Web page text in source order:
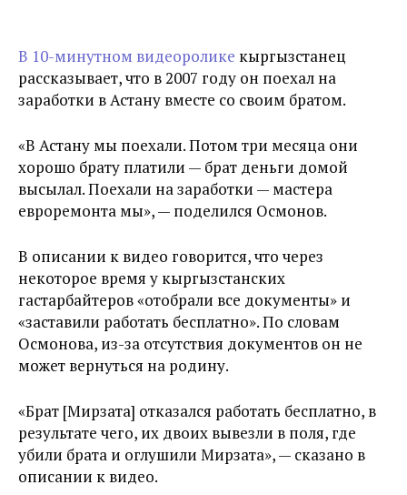
В 10-минутном видеоролике кыргызстанец
рассказывает, что в 2007 году он поехал на
заработки в Астану вместе со своим братом.
«В Астану мы поехали. Потом три месяца они
хорошо брату платили — брат деньги домой
высылал. Поехали на заработки — мастера
евроремонта мы», — поделился Осмонов.
В описании к видео говорится, что через
некоторое время у кыргызстанских
гастарбайтеров «отобрали все документы» и
«заставили работать бесплатно». По словам
Осмонова, из-за отсутствия документов он не
может вернуться на родину.
«Брат [Мирзата] отказался работать бесплатно, в
результате чего, их двоих вывезли в поля, где
убили брата и оглушили Мирзата», — сказано в
описании к видео.